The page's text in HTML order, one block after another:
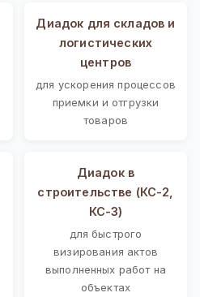
Диадок для складов и
логистических
центров
для ускорения процессов
приемки и отгрузки
товаров
Диадок в
строительстве (КС-2,
КС-3)
для быстрого
визирования актов
выполненных работ на
объектах